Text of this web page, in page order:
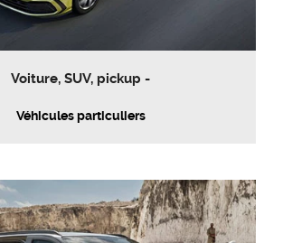
Voiture, SUV, pickup -
Véhicules particuliers